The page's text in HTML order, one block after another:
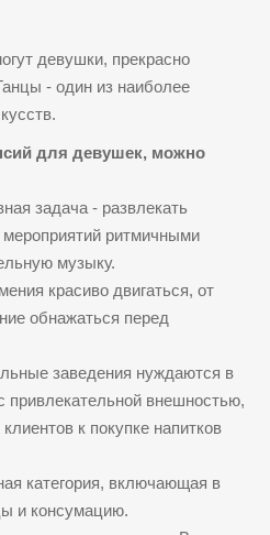
девушки, прекрасно
- один из наиболее
для девушек, можно
задача - развлекать
мероприятий ритмичными
музыку.
красиво двигаться, от
обнажаться перед
заведения нуждаются в
внешностью,
к покупке напитков
категория, включающая в
и консумацию.